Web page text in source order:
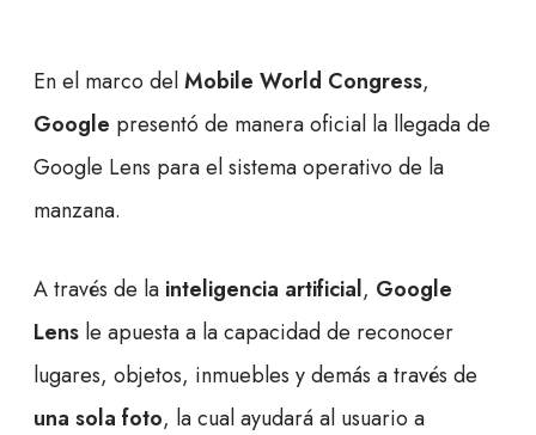
En el marco delMobile World Congress,
Google presentó de manera oficial la llegada de
Google Lens para el sistema operativo de la
manzana.
A través de la inteligencia artificial, Google
Lens le apuesta a la capacidad de reconocer
lugares, objetos, inmuebles y demás a través de
una sola foto, la cual ayudará al usuario a